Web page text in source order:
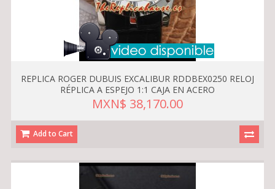
REPLICA ROGER DUBUIS EXCALIBUR RDDBEX0250 RELOJ
RÉPLICA A ESPEJO 1:1 CAJA EN ACERO
MXN$ 38,170.00
Add to Cart